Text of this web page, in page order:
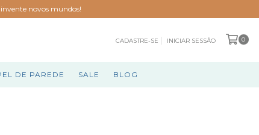
invente novos mundos!
CADASTRE-SE INICIAR SESSÃO 0
DE PAREDE SALE BLOG